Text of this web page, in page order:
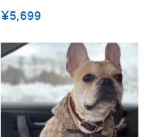
型犬 中型犬 傷防止 抜け毛対
猫服 洋服 バーバリー 涼しい
柔らかい かわいい 柄ミッキ
ーマウス
¥5,699